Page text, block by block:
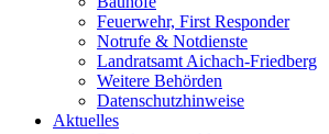
Feuerwehr, First Responder
Notrufe & Notdienste
Landratsamt Aichach-Friedberg
Weitere Behörden
Datenschutzhinweise
Aktuelles